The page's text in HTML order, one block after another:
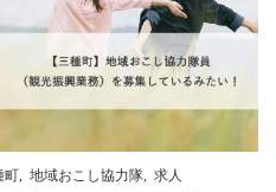
町 地域おこし協力隊 求人